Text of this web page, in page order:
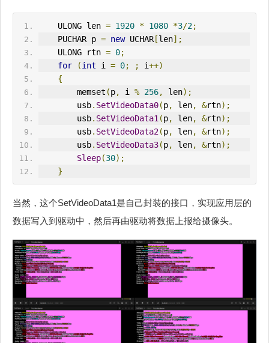
    ULONG len
= 1920 * 1080 *3/2;
    PUCHAR p
= new UCHAR[len];
    ULONG rtn
= 0;
for
(int i = 0; ; i++)
{
        memset
(p, i % 256, len);
        usb
. SetVideoData0(p, len, &rtn);
        usb
. SetVideoData1 (p, len, &rtn);
        usb
. SetVideoData2(p, len, &rtn);
        usb
. SetVideoData3(p, len, &rtn);
Sleep(30);
}
当然，这个SetVideoData1是自己封装的接口，实现应用层的
数据写入到驱动中，然后再由驱动将数据上报给摄像头。